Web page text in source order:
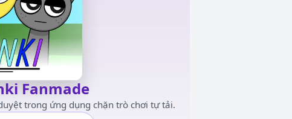
Fanmade
trong ứng dụng chặn trò chơi tự tải.